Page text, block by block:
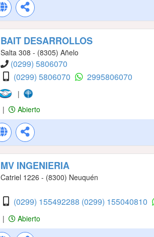
BAIT DESARROLLOS
Salta 308 - (8305) Añelo
(0299) 5806070
(0299) 5806070
2995806070
|
|
Abierto
MV INGENIERIA
Catriel 1226 - (8300) Neuquén
(0299) 155492288 (0299) 155040810
| Abierto